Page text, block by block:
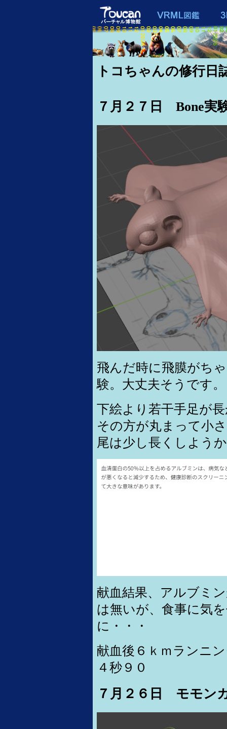
トコちゃんの修行日
７月２７日 Bone実
飛んだ時に飛膜がち
験。大丈夫そうです。
下絵より若干手足が
その方が丸まって小
尾は少し長くしよう
献血結果、アルブミ
は無いが、食事に気
に・・・
献血後６ｋｍランニ
４秒９０
７月２６日 モモン